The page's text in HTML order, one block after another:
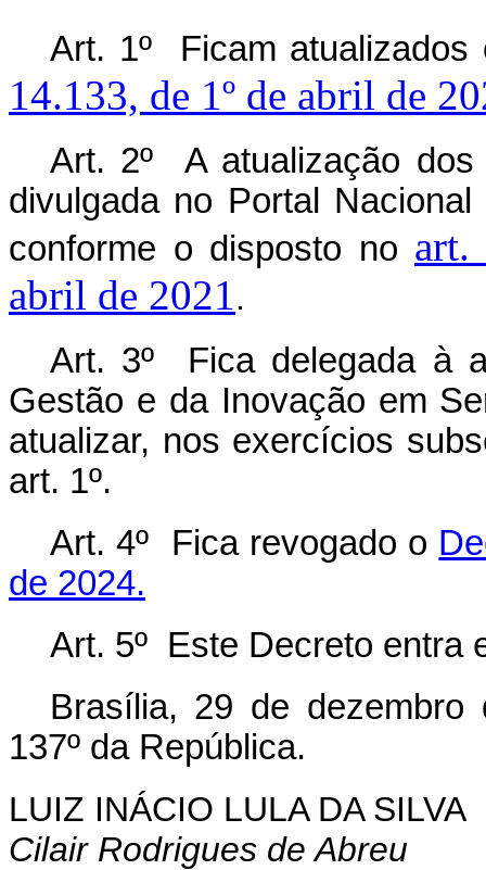
Art. 1º Ficam
14.133, de 1º de abril de
Art. 2º A atualização
divulgada no Portal
conforme o disposto no art.
abril de 2021.
Art. 3º Fica delegada à
Gestão e da Inovação em
atualizar, nos exercícios
art. 1º.
Art. 4º Fica revogado o
de 2024.
Art. 5º Este Decreto entra
Brasília, 29 de dezembro
137º da República.
LUIZ INÁCIO LULA DA SILVA
Cilair Rodrigues de Abreu